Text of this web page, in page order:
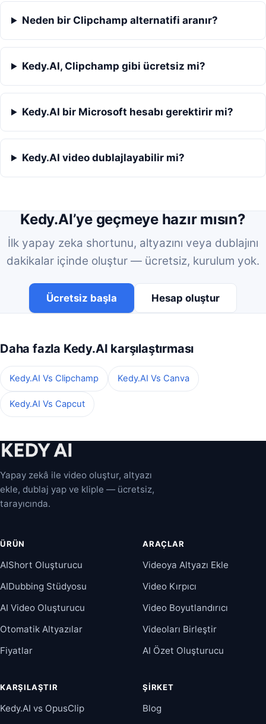
Neden bir Clipchamp alternatifi aranır?
Kedy.AI, Clipchamp gibi ücretsiz mi?
Kedy.AI bir Microsoft hesabı gerektirir mi?
Kedy.AI video dublajlayabilir mi?
Kedy.AI’ye geçmeye hazır mısın?
İlk yapay zeka shortunu, altyazını veya dublajını
dakikalar içinde oluştur — ücretsiz, kurulum yok.
Ücretsiz başla Hesap oluştur
Daha fazla Kedy.AI karşılaştırması
Kedy.AI Vs Clipchamp Kedy.AI Vs Canva
Kedy.AI Vs Capcut
Yapay zekâ ile video oluştur, altyazı
ekle, dublaj yap ve kliple — ücretsiz,
tarayıcında.
ÜRÜN
AIShort Oluşturucu
AIDubbing Stüdyosu
AI Video Oluşturucu
Otomatik Altyazılar
Fiyatlar
ARAÇLAR
Videoya Altyazı Ekle
Video Kırpıcı
Video Boyutlandırıcı
Videoları Birleştir
AI Özet Oluşturucu
KARŞILAŞTIR
Kedy.AI vs OpusClip
ŞIRKET
Blog